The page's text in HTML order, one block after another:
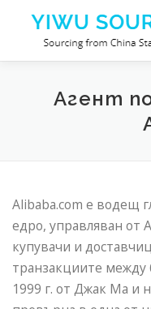
Към съдържанието
УслугиАгент
Alibaba.com е водещ
едро, управляван от
купувачи и
транзакциите между
1999 г. от Джак Ма и